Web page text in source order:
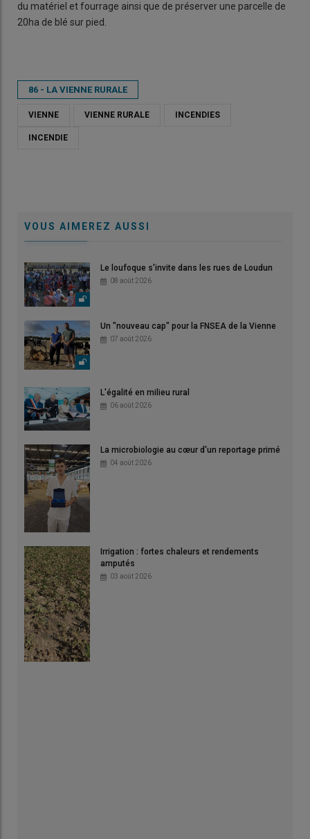
du matériel et fourrage ainsi que de préserver une parcelle de
20ha de blé sur pied.
86 - LA VIENNE RURALE
VIENNE VIENNE RURALE INCENDIES
INCENDIE
VOUS AIMEREZ AUSSI
Le loufoque s'invite dans les rues de Loudun
08 août 2026
Un "nouveau cap" pour la FNSEA de la Vienne
07 août 2026
L'égalité en milieu rural
06 août 2026
La microbiologie au cœur d'un reportage primé
04 août 2026
Irrigation : fortes chaleurs et rendements
amputés
03 août 2026